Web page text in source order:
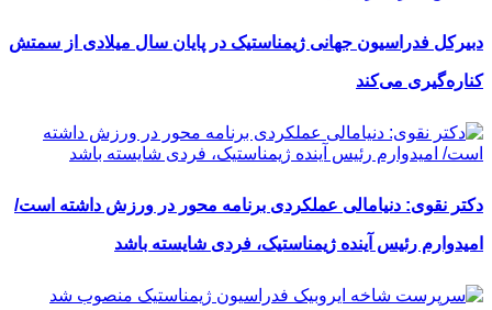
دبیرکل فدراسیون جهانی ژیمناستیک در پایان سال میلادی از سمتش
کناره‌گیری می‌کند
دکتر نقوی: دنیامالی عملکردی برنامه محور در ورزش داشته است/
امیدوارم رئیس آینده ژیمناستیک، فردی شایسته باشد